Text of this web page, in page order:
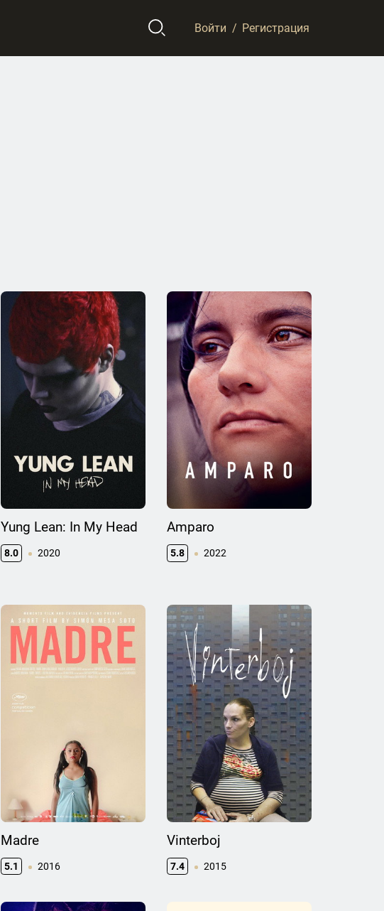
Войти / Регистрация
Yung Lean: In My Head
8.0 2020
Amparo
5.8 2022
Madre
5.1 2016
Vinterboj
7.4 2015